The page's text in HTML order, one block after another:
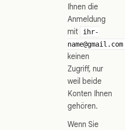
Ihnen die
Anmeldung
mit
ihr-
name@gmail.com
keinen
Zugriff, nur
weil beide
Konten Ihnen
gehören.
Wenn Sie